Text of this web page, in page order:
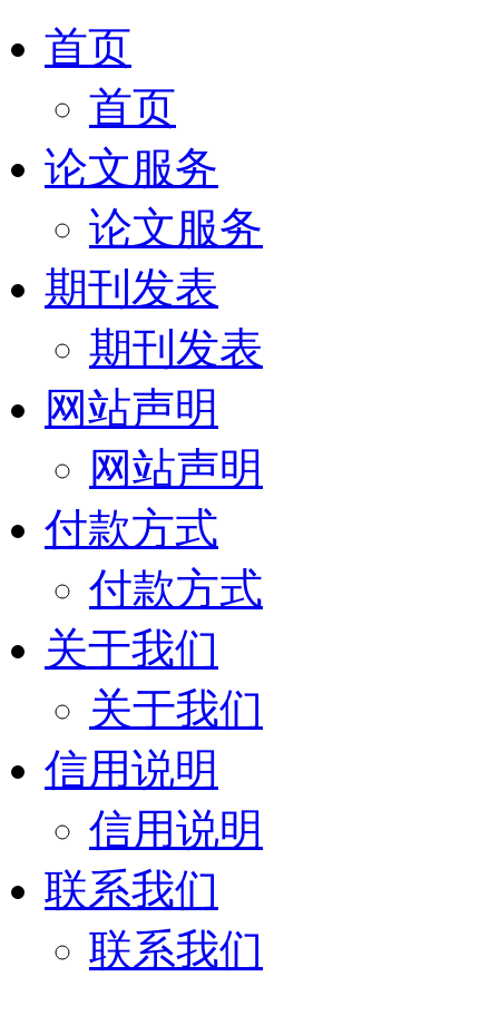
首页
首页
论文服务
论文服务
期刊发表
期刊发表
网站声明
网站声明
付款方式
付款方式
关于我们
关于我们
信用说明
信用说明
联系我们
联系我们